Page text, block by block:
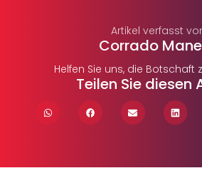
Artikel verfasst
Corrado
Helfen Sie uns, die Botschaft
Teilen Sie diesen